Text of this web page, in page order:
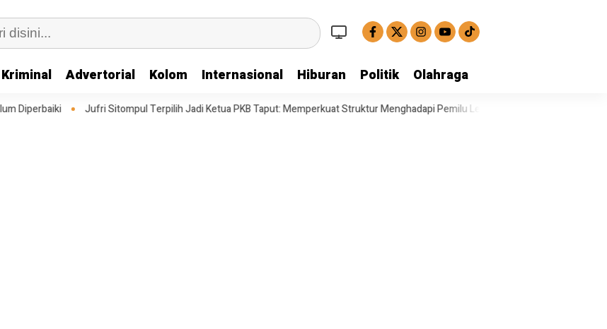
Kriminal Advertorial Kolom Internasional Hiburan Politik Olahraga
Sitompul Terpilih Jadi Ketua PKB Taput: Memperkuat Struktur Menghadapi Pemilu Legislatif Operasi Satresnarkoba Polresta Deli